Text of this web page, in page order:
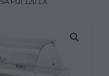
FIJI 120 LX